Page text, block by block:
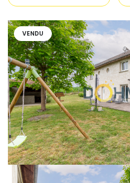
VENDU